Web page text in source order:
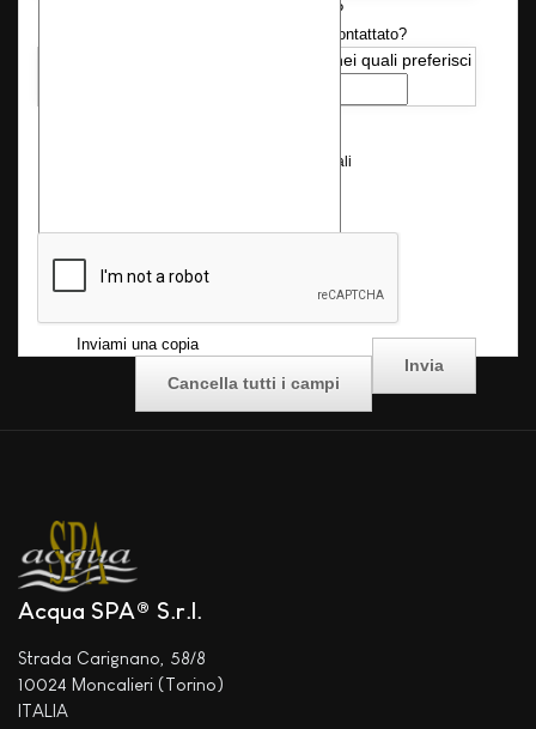
Disponi già delle autorizzazioni necessarie?
Quando desideri essere ricontattato?
Indica i giorni e l'orario nei quali preferisci
Consenso al trattamento dei dati personali
Inviami una copia
Acqua SPA® S.r.l.
Strada Carignano, 58/8
10024 Moncalieri (Torino)
ITALIA